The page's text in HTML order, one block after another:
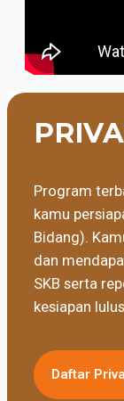
Program
kamu
Bidang).
dan
SKB serta
kesiapan
Daftar